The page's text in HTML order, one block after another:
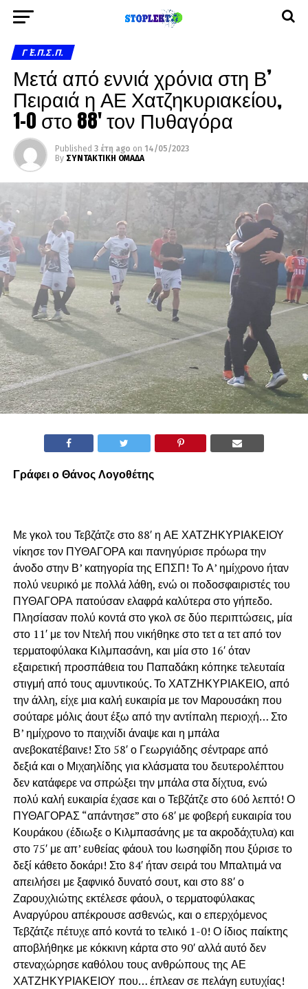
Γ΄ Ε.Π.Σ.Π.
Μετά από εννιά χρόνια στη Β’
Πειραιά η ΑΕ Χατζηκυριακείου,
1-0 στο 88′ τον Πυθαγόρα
Published 3 έτη ago on 14/05/2023
By ΣΥΝΤΑΚΤΙΚΗ ΟΜΑΔΑ
Γράφει ο Θάνος Λογοθέτης
Με γκολ του Τεβζάτζε στο 88′ η ΑΕ ΧΑΤΖΗΚΥΡΙΑΚΕΙΟΥ
νίκησε τον ΠΥΘΑΓΟΡΑ και πανηγύρισε πρόωρα την
άνοδο στην Β’ κατηγορία της ΕΠΣΠ! Το Α’ ημίχρονο ήταν
πολύ νευρικό με πολλά λάθη, ενώ οι ποδοσφαιριστές του
ΠΥΘΑΓΟΡΑ πατούσαν ελαφρά καλύτερα στο γήπεδο.
Πλησίασαν πολύ κοντά στο γκολ σε δύο περιπτώσεις, μία
στο 11′ με τον Ντελή που νικήθηκε στο τετ α τετ από τον
τερματοφύλακα Κιλμπασάνη, και μία στο 16′ όταν
εξαιρετική προσπάθεια του Παπαδάκη κόπηκε τελευταία
στιγμή από τους αμυντικούς. Το ΧΑΤΖΗΚΥΡΙΑΚΕΙΟ, από
την άλλη, είχε μια καλή ευκαιρία με τον Μαρουσάκη που
σούταρε μόλις άουτ έξω από την αντίπαλη περιοχή… Στο
Β’ ημίχρονο το παιχνίδι άναψε και η μπάλα
ανεβοκατέβαινε! Στο 58′ ο Γεωργιάδης σέντραρε από
δεξιά και ο Μιχαηλίδης για κλάσματα του δευτερολέπτου
δεν κατάφερε να σπρώξει την μπάλα στα δίχτυα, ενώ
πολύ καλή ευκαιρία έχασε και ο Τεβζάτζε στο 60ό λεπτό! Ο
ΠΥΘΑΓΟΡΑΣ “απάντησε” στο 68′ με φοβερή ευκαιρία του
Κουράκου (έδιωξε ο Κιλμπασάνης με τα ακροδάχτυλα) και
στο 75′ με απ’ ευθείας φάουλ του Ιωσηφίδη που ξύρισε το
δεξί κάθετο δοκάρι! Στο 84′ ήταν σειρά του Μπαλτιμά να
απειλήσει με ξαφνικό δυνατό σουτ, και στο 88′ ο
Ζαρουχλιώτης εκτέλεσε φάουλ, ο τερματοφύλακας
Αναργύρου απέκρουσε ασθενώς, και ο επερχόμενος
Τεβζάτζε πέτυχε από κοντά το τελικό 1-0! Ο ίδιος παίκτης
αποβλήθηκε με κόκκινη κάρτα στο 90′ αλλά αυτό δεν
στεναχώρησε καθόλου τους ανθρώπους της ΑΕ
ΧΑΤΖΗΚΥΡΙΑΚΕΙΟΥ που… έπλεαν σε πελάγη ευτυχίας!